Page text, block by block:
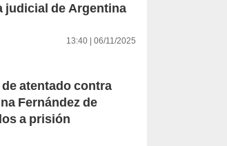
judicial de Argentina
13:40 | 06/11/2025
atentado contra
Fernández de
a prisión